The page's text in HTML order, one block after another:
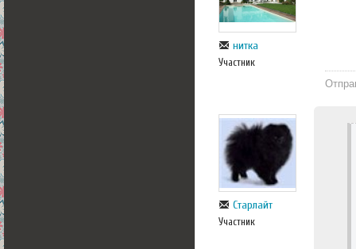
нитка
Участник
Старлайт
Участник